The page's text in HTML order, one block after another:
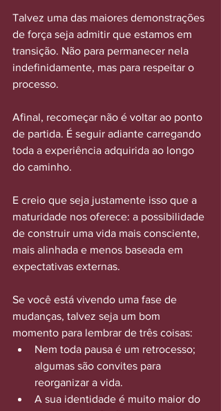
Talvez uma das maiores demonstrações
de força seja admitir que estamos em
transição. Não para permanecer nela
indefinidamente, mas para respeitar o
processo.
Afinal, recomeçar não é voltar ao ponto
de partida. É seguir adiante carregando
toda a experiência adquirida ao longo
do caminho.
E creio que seja justamente isso que a
maturidade nos oferece: a possibilidade
de construir uma vida mais consciente,
mais alinhada e menos baseada em
expectativas externas.
Se você está vivendo uma fase de
mudanças, talvez seja um bom
momento para lembrar de três coisas:
Nem toda pausa é um retrocesso;
algumas são convites para
reorganizar a vida.
A sua identidade é muito maior do